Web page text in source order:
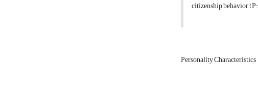
citizenship behavior
Personality Characteristics